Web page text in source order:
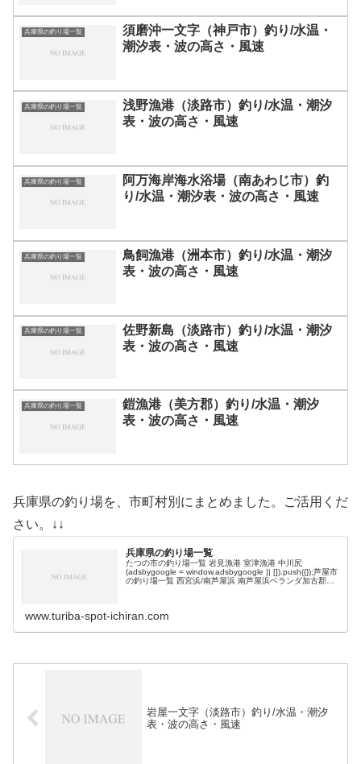
兵庫県の釣り場一覧
須磨沖一文字（神戸市）釣り/水温・
潮汐表・波の高さ・風速
兵庫県の釣り場一覧
浅野漁港（淡路市）釣り/水温・潮汐
表・波の高さ・風速
兵庫県の釣り場一覧
阿万海岸海水浴場（南あわじ市）釣
り/水温・潮汐表・波の高さ・風速
兵庫県の釣り場一覧
鳥飼漁港（洲本市）釣り/水温・潮汐
表・波の高さ・風速
兵庫県の釣り場一覧
佐野新島（淡路市）釣り/水温・潮汐
表・波の高さ・風速
兵庫県の釣り場一覧
鎧漁港（美方郡）釣り/水温・潮汐
表・波の高さ・風速
兵庫県の釣り場を、市町村別にまとめました。ご活用くだ
さい。↓↓
兵庫県の釣り場一覧
たつの市の釣り場一覧 岩見漁港 室津漁港 中川尻
(adsbygoogle = window.adsbygoogle || []).push({});芦屋市
の釣り場一覧 西宮浜/南芦屋浜 南芦屋浜ベランダ加古郡の
www.turiba-spot-ichiran.com
岩屋一文字（淡路市）釣り/水温・潮汐
表・波の高さ・風速